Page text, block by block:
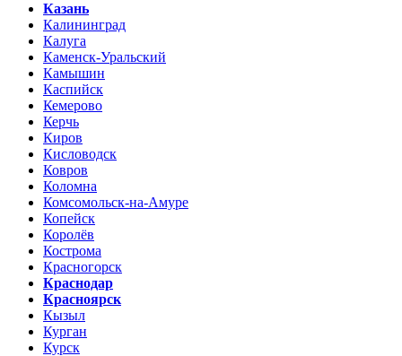
Казань
Калининград
Калуга
Каменск-Уральский
Камышин
Каспийск
Кемерово
Керчь
Киров
Кисловодск
Ковров
Коломна
Комсомольск-на-Амуре
Копейск
Королёв
Кострома
Красногорск
Краснодар
Красноярск
Кызыл
Курган
Курск